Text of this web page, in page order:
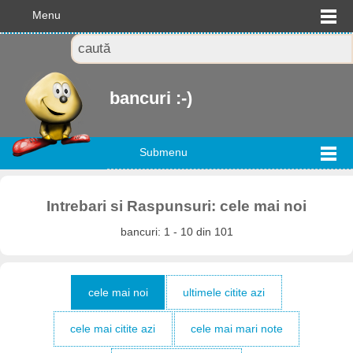
Menu
bancuri :-)
Submenu
Intrebari si Raspunsuri: cele mai noi
bancuri: 1 - 10 din 101
cele mai noi ultimele citite azi
cele mai citite azi cele mai mari note